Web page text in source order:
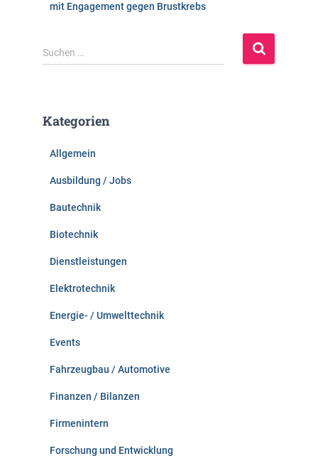
mit Engagement gegen Brustkrebs
S
u
n
Suchen …
Kategorien
Allgemein
Ausbildung / Jobs
Bautechnik
Biotechnik
Dienstleistungen
Elektrotechnik
Energie- / Umwelttechnik
Events
Fahrzeugbau / Automotive
Finanzen / Bilanzen
Firmenintern
Forschung und Entwicklung